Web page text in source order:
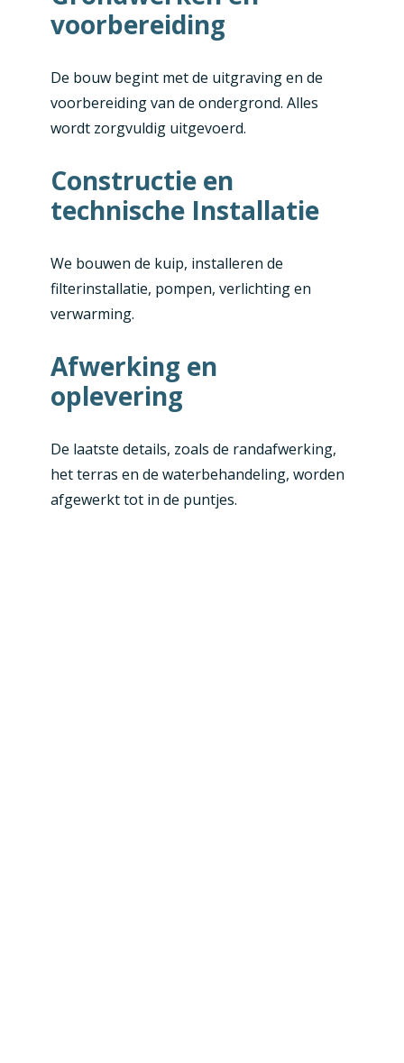
voorbereiding
De bouw begint met de uitgraving en de
voorbereiding van de ondergrond. Alles
wordt zorgvuldig uitgevoerd.
Constructie en
technische Installatie
We bouwen de kuip, installeren de
filterinstallatie, pompen, verlichting en
verwarming.
Afwerking en
oplevering
De laatste details, zoals de randafwerking,
het terras en de waterbehandeling, worden
afgewerkt tot in de puntjes.